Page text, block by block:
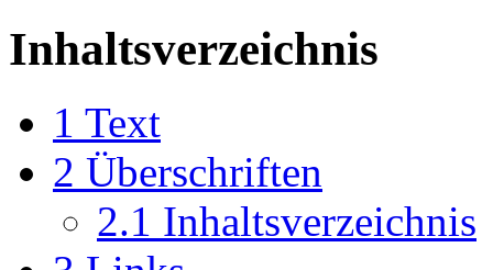
Inhaltsverzeichnis
1 Text
2 Überschriften
2.1 Inhaltsverzeichnis